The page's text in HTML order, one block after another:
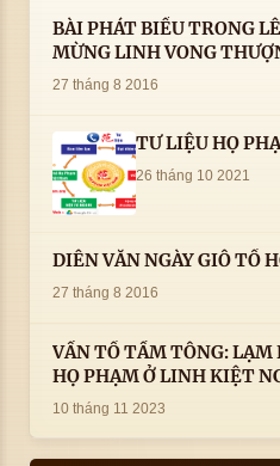
BÀI PHÁT BIỂU TRONG
MỪNG LINH VONG
AN VỊ TAI CÀ MAU- ( 22/8/
27 tháng 8 2016
TƯ LIỆU HỌ
26 tháng 10 2021
DIỄN VĂN NGÀY GIỖ TỔ
27 tháng 8 2016
VẤN TỔ TẦM TÔNG: LẠM
HỌ PHẠM Ở LINH KIỆT
10 tháng 11 2023